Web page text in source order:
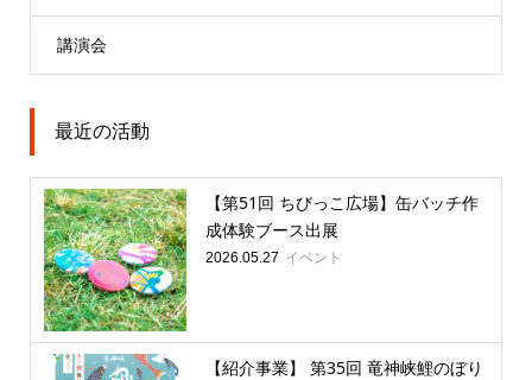
講演会
最近の活動
【第51回 ちびっこ広場】缶バッチ作
成体験ブース出展
2026.05.27 イベント
【紹介事業】 第35回 竜神峡鯉のぼり